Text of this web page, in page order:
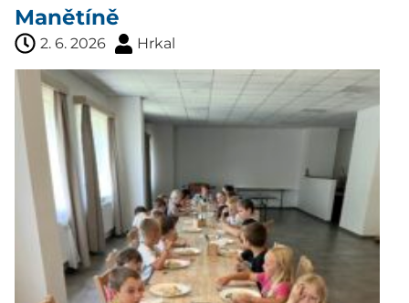
Manětíně
2. 6. 2026 Hrkal